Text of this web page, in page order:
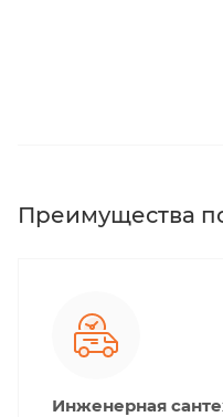
Преимущества
Инженерная